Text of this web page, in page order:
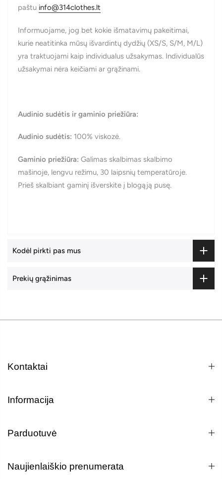
paštu info@314clothes.lt
Informuojame, jog bet kokie išmatavimų pakeitimai,
kurie neatitinka mūsų išvardintų dydžių (XS/S, S/M, M/L)
yra traktuojami kaip individualus užsakymas. Individualūs
užsakymai nėra keičiami ar grąžinami.
Audinio sudėtis ir gaminio priežiūra:
Audinio sudėtis: 100% viskozė.
Gaminio priežiūra: Galimas skalbimas skalbimo
mašinoje, lengvu režimu, 30 laipsnių temperatūroje.
Prieš skalbiant gaminį išverskite į blogąją pusę.
Kodėl pirkti pas mus
Prekių grąžinimas
Kontaktai
Informacija
Parduotuvė
Naujienlaiškio prenumerata